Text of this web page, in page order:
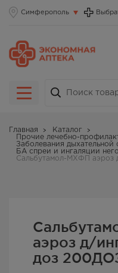
Симферополь
Главная
Каталог
Прочие лечебно-
Заболевания дыхательной
БА спреи и ингаляции
Сальбутамол-МХФП аэроз
аэроз д/
доз